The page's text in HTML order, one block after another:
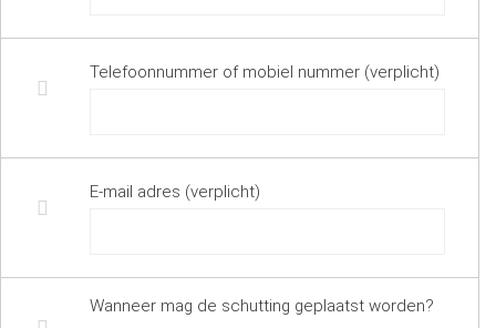
Telefoonnummer of mobiel nummer (verplicht)
E-mail adres (verplicht)
Wanneer mag de schutting geplaatst worden?